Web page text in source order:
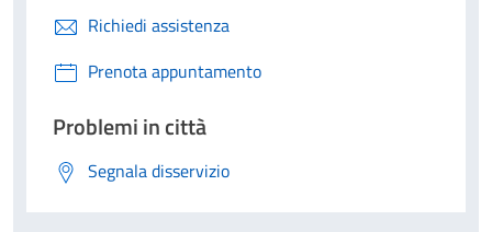
Richiedi assistenza
Prenota appuntamento
Problemi in città
Segnala disservizio